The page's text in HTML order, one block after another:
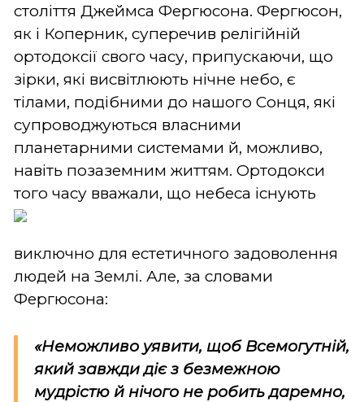
століття Джеймса Фергюсона. Фергюсон,
як і Коперник, суперечив релігійній
ортодоксії свого часу, припускаючи, що
зірки, які висвітлюють нічне небо, є
тілами, подібними до нашого Сонця, які
супроводжуються власними
планетарними системами й, можливо,
навіть позаземним життям. Ортодокси
того часу вважали, що небеса існують
виключно для естетичного задоволення
людей на Землі. Але, за словами
Фергюсона:
«Неможливо уявити, щоб Всемогутній,
який завжди діє з безмежною
мудрістю й нічого не робить даремно,